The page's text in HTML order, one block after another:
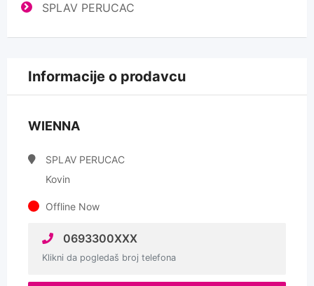
SPLAV PERUCAC
Informacije o prodavcu
WIENNA
SPLAV PERUCAC
Kovin
Offline Now
0693300XXX
Klikni da pogledaš broj telefona